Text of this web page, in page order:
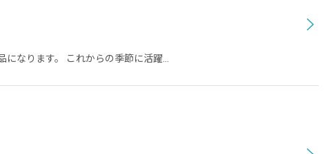
なります。 これからの季節に活躍…